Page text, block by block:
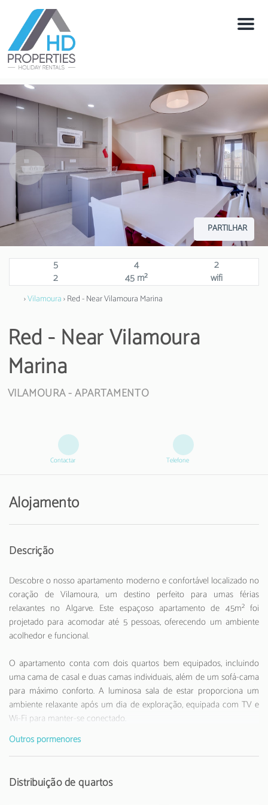
Menú
PARTILHAR
5 4
2
2
45 m² wifi
›Vilamoura› Red - Near Vilamoura Marina
Red - Near Vilamoura
Marina
VILAMOURA -APARTAMENTO
Contactar Telefone
Alojamento
Descrição
Descobre o nosso apartamento moderno e confortável localizado no
coração de Vilamoura, um destino perfeito para umas férias
relaxantes no Algarve. Este espaçoso apartamento de 45m² foi
projetado para acomodar até 5 pessoas, oferecendo um ambiente
acolhedor e funcional.
O apartamento conta com dois quartos bem equipados, incluindo
uma cama de casal e duas camas individuais, além de um sofá-cama
para máximo conforto. A luminosa sala de estar proporciona um
ambiente relaxante após um dia de exploração, equipada com TV e
Wi-Fi para manter-se conectado.
A cozinha totalmente independente está completamente equipada
com todos os eletrodomésticos essenciais, incluindo fogão de
chaleira e uma variedade completa de louça e utensílios de cozinha.
Outros pormenores
Distribuição de quartos